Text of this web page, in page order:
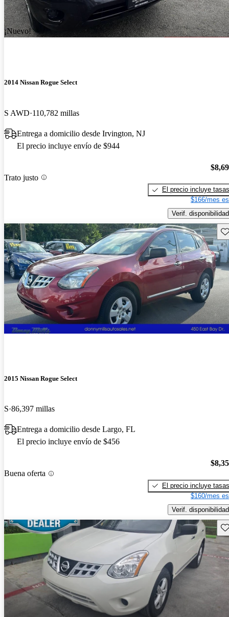
¡Nuevo!
2014 Nissan Rogue Select
S AWD 110,782 millas
Entrega a domicilio desde Irvington, NJ
El precio incluye envío de $944
Trato justo
El precio incluye tasas
$166/mes
Verif. disponibilidad
2015 Nissan Rogue Select
S 86,397 millas
Entrega a domicilio desde Largo, FL
El precio incluye envío de $456
Buena oferta
El precio incluye tasas
$160/mes
Verif. disponibilidad